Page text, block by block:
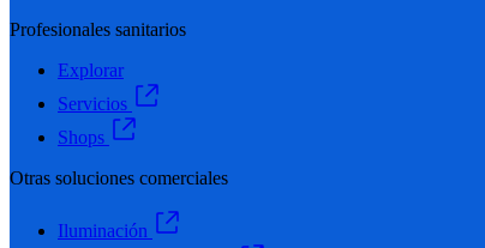
Profesionales sanitarios
Explorar
Servicios
Shops
Otras soluciones comerciales
Iluminación